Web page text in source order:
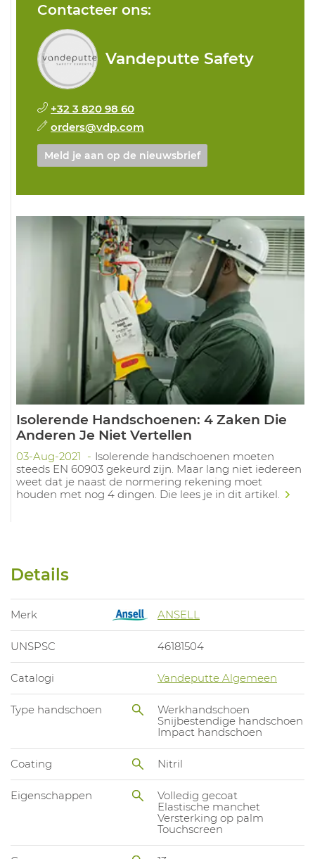
Contacteer ons:
Vandeputte Safety
+32 3 820 98 60
orders@vdp.com
Meld je aan op de nieuwsbrief
Isolerende Handschoenen: 4 Zaken Die
Anderen Je Niet Vertellen
03-Aug-2021
Isolerende handschoenen moeten
steeds EN 60903 gekeurd zijn. Maar lang niet iedereen
weet dat je naast de normering rekening moet
houden met nog 4 dingen. Die lees je in dit artikel.
Details
Merk ANSELL
UNSPSC 46181504
Catalogi Vandeputte Algemeen
Type handschoen
Werkhandschoen
Snijbestendige handschoen
Impact handschoen
Coating Nitril
Eigenschappen
Volledig gecoat
Elastische manchet
Versterking op palm
Touchscreen